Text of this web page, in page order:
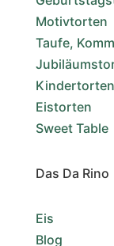
Motivtorten
Taufe,
Kindertorten
Eistorten
Sweet Table
Das Da Rino
Eis
Blog